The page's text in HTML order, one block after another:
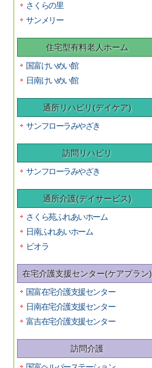
さくらの里
サンメリー
住宅型有料老人ホーム
国富けいめい館
日南けいめい館
通所リハビリ(デイケア)
サンフローラみやざき
訪問リハビリ
サンフローラみやざき
通所介護(デイサービス)
さくら苑ふれあいホーム
日南ふれあいホーム
ビオラ
在宅介護支援センター(ケアプラン)
国富在宅介護支援センター
日南在宅介護支援センター
富吉在宅介護支援センター
訪問介護